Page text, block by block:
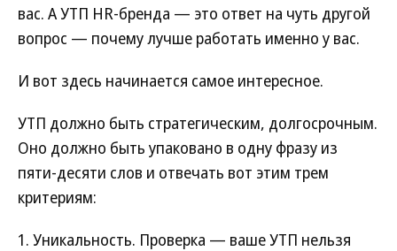
вас. А УТП HR-бренда — это ответ на чуть другой
вопрос — почему лучше работать именно у вас.
И вот здесь начинается самое интересное.
УТП должно быть стратегическим, долгосрочным.
Оно должно быть упаковано в одну фразу из
пяти-десяти слов и отвечать вот этим трем
критериям:
1. Уникальность. Проверка — ваше УТП нельзя